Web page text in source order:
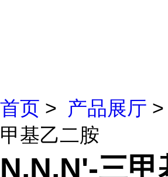
首页 > 产品展厅
甲基乙二胺
N,N,N'-三甲